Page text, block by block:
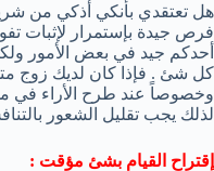
هل تعتقدي بأنكي أذكي من
فرص جيدة بإستمرار لإثبات
أحدكم جيد في بعض الأمور
كل شئ . فإذا كان لديك زوج
وخصوصاً عند طرح الأراء في
لذلك يجب تقليل الشعور
إقتراح القيام بشئ مؤقت :